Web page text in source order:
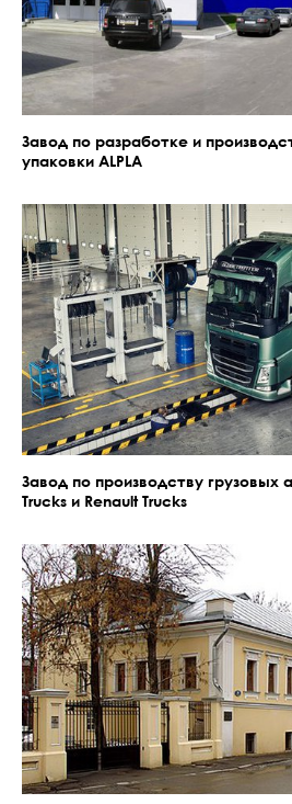
Завод по разработке и
упаковки ALPLA
Завод по производству грузовых
Trucks и Renault Trucks